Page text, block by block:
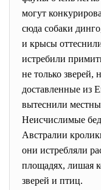
могут
сюда собаки
и крысы
истребили
не только
доставленные из
вытеснили
Неисчислимые
Австралии
они истребляли
площадях, лишая
зверей и птиц.